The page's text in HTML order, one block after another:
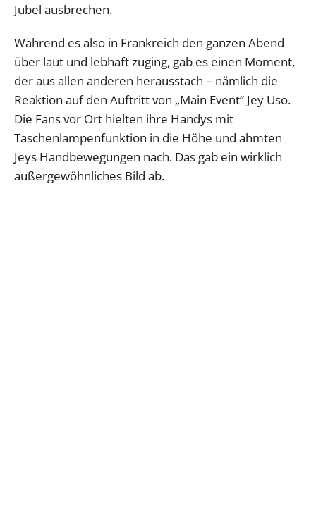
Jubel ausbrechen.
Während es also in Frankreich den ganzen Abend
über laut und lebhaft zuging, gab es einen Moment,
der aus allen anderen herausstach – nämlich die
Reaktion auf den Auftritt von „Main Event“ Jey Uso.
Die Fans vor Ort hielten ihre Handys mit
Taschenlampenfunktion in die Höhe und ahmten
Jeys Handbewegungen nach. Das gab ein wirklich
außergewöhnliches Bild ab.